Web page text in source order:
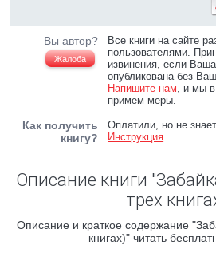
Вы автор?
Жалоба
Все книги на сайте
пользователями.
извинения, если
опубликована без
Напишите нам, и мы в
примем меры.
Как получить
книгу?
Оплатили, но не
Инструкция.
Описание книги
трех
Описание и краткое содержание
книгах)" читать